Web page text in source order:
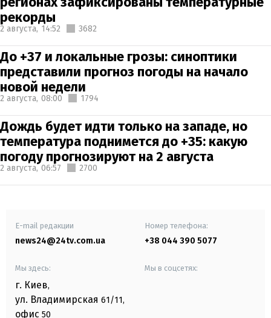
рекорды
2 августа, 14:52 3682
До +37 и локальные грозы: синоптики
представили прогноз погоды на начало
новой недели
2 августа, 08:00 1794
Дождь будет идти только на западе, но
температура поднимется до +35: какую
погоду прогнозируют на 2 августа
2 августа, 06:57 2700
E-mail редакции
news24@24tv.com.ua
Номер телефона:
+38 044 390 5077
Мы здесь:
г. Киев,
ул. Владимирская 61/11,
офис 50
Мы в соцсетях: